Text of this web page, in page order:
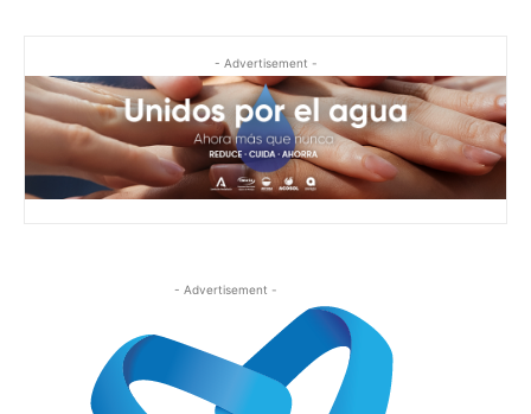
- Advertisement -
- Advertisement -